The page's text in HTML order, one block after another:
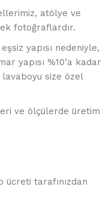
atölye ve
fotoğraflardır.
yapısı nedeniyle,
yapısı %10’a kadar
size özel
ve ölçülerde üretim
ücreti tarafınızdan